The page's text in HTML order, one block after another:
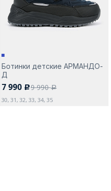
Ботинки детские АРМАНДО-
Д
7 990 c9 990a
30, 31, 32, 33, 34, 35